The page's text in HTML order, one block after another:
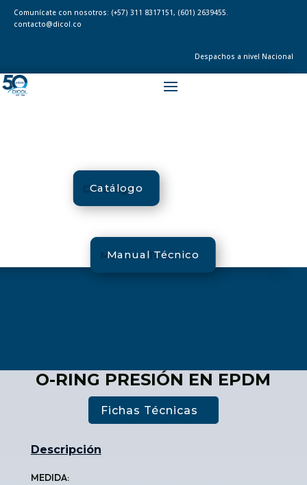
Comunícate con nosotros: (+57) 311 8317151, (601) 2639455.
contacto@dicol.co
Despachos a nivel Nacional
Catálogo
Manual Técnico
O-RING PRESIÓN EN EPDM
Fichas Técnicas
Descripción
MEDIDA: